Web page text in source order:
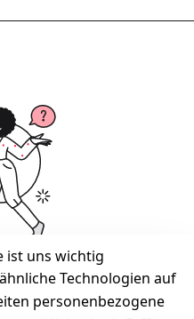
in dieser Kategorie.
ist uns wichtig
Technologien auf
personenbezogene